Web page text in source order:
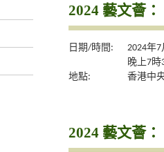
2024 藝文薈
日期/時間:
2024年
晚上7時
地點:
香港中
2024 藝文薈